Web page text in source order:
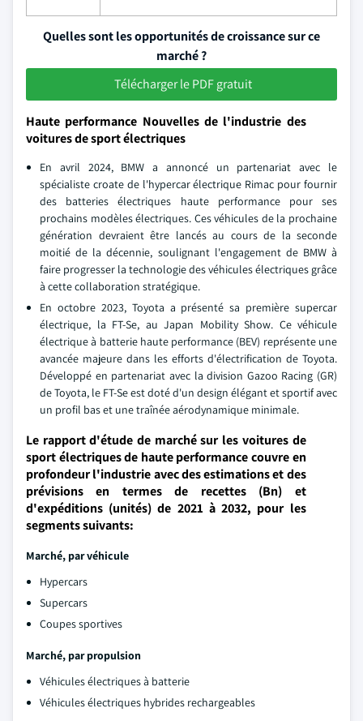
Quelles sont les opportunités de croissance sur ce
marché ?
Télécharger le PDF gratuit
Haute performance Nouvelles de l'industrie des
voitures de sport électriques
En avril 2024, BMW a annoncé un partenariat avec le
spécialiste croate de l'hypercar électrique Rimac pour fournir
des batteries électriques haute performance pour ses
prochains modèles électriques. Ces véhicules de la prochaine
génération devraient être lancés au cours de la seconde
moitié de la décennie, soulignant l'engagement de BMW à
faire progresser la technologie des véhicules électriques grâce
à cette collaboration stratégique.
En octobre 2023, Toyota a présenté sa première supercar
électrique, la FT-Se, au Japan Mobility Show. Ce véhicule
électrique à batterie haute performance (BEV) représente une
avancée majeure dans les efforts d'électrification de Toyota.
Développé en partenariat avec la division Gazoo Racing (GR)
de Toyota, le FT-Se est doté d'un design élégant et sportif avec
un profil bas et une traînée aérodynamique minimale.
Le rapport d'étude de marché sur les voitures de
sport électriques de haute performance couvre en
profondeur l'industrie avec des estimations et des
prévisions en termes de recettes (Bn) et
d'expéditions (unités) de 2021 à 2032, pour les
segments suivants:
Marché, par véhicule
Hypercars
Supercars
Coupes sportives
Marché, par propulsion
Véhicules électriques à batterie
Véhicules électriques hybrides rechargeables